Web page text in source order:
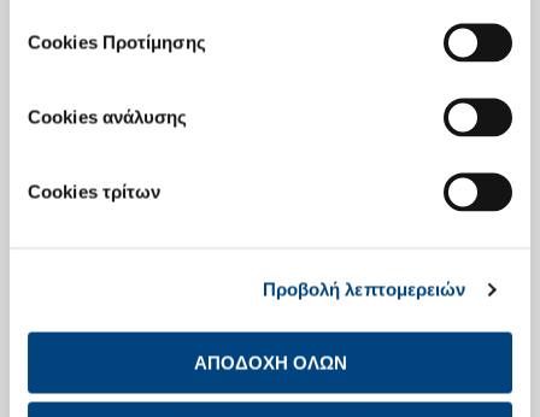
Cookies Προτίμησης
Cookies ανάλυσης
Cookies τρίτων
Προβολή λεπτομερειών
ΑΠΟΔΟΧΗ ΟΛΩΝ
Εταιρική Παρουσίαση
Επενδυτές Ομολογιών
Γενικές Συνελεύσεις Μετόχων
Διανομές στους μετόχους
Μετοχής